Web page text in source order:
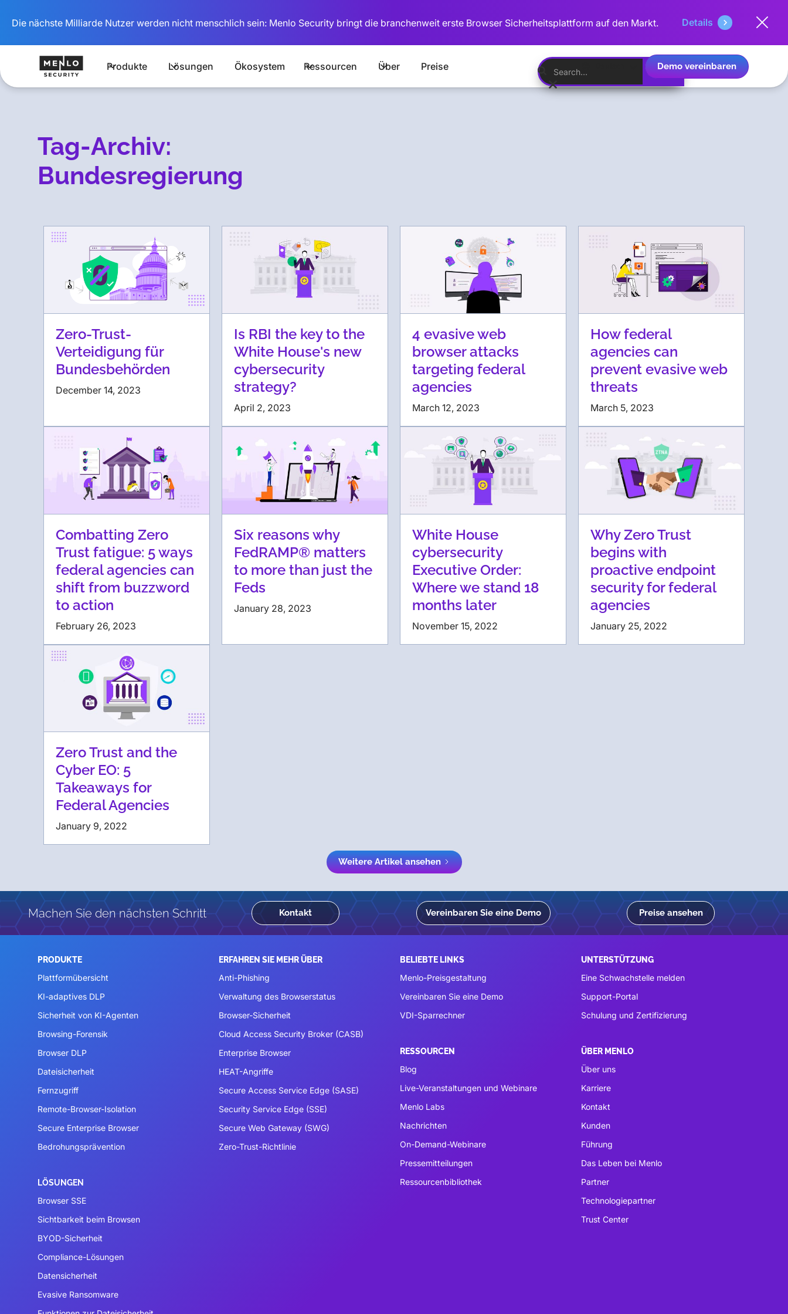
Die nächste Milliarde Nutzer werden nicht menschlich sein: Menlo Security bringt die branchenweit erste Browser Sicherheitsplattform auf den Markt. Details
Produkte Lösungen Ökosystem Ressourcen Über Preise Demo vereinbaren
Tag-Archiv:
Bundesregierung
Zero-Trust-
Verteidigung für
Bundesbehörden
December 14, 2023
Is RBI the key to the
White House's new
cybersecurity
strategy?
April 2, 2023
4 evasive web
browser attacks
targeting federal
agencies
March 12, 2023
How federal
agencies can
prevent evasive web
threats
March 5, 2023
Combatting Zero
Trust fatigue: 5 ways
federal agencies can
shift from buzzword
to action
February 26, 2023
Six reasons why
FedRAMP® matters
to more than just the
Feds
January 28, 2023
White House
cybersecurity
Executive Order:
Where we stand 18
months later
November 15, 2022
Why Zero Trust
begins with
proactive endpoint
security for federal
agencies
January 25, 2022
Zero Trust and the
Cyber EO: 5
Takeaways for
Federal Agencies
January 9, 2022
Weitere Artikel ansehen
Machen Sie den nächsten Schritt Kontakt Vereinbaren Sie eine Demo Preise ansehen
PRODUKTE
Plattformübersicht
KI-adaptives DLP
Sicherheit von KI-Agenten
Browsing-Forensik
Browser DLP
Dateisicherheit
Fernzugriff
Remote-Browser-Isolation
Secure Enterprise Browser
Bedrohungsprävention
LÖSUNGEN
Browser SSE
Sichtbarkeit beim Browsen
BYOD-Sicherheit
Compliance-Lösungen
Datensicherheit
Evasive Ransomware
ERFAHREN SIE MEHR ÜBER
Anti-Phishing
Verwaltung des Browserstatus
Browser-Sicherheit
Cloud Access Security Broker (CASB)
Enterprise Browser
HEAT-Angriffe
Secure Access Service Edge (SASE)
Security Service Edge (SSE)
Secure Web Gateway (SWG)
Zero-Trust-Richtlinie
BELIEBTE LINKS
Menlo-Preisgestaltung
Vereinbaren Sie eine Demo
VDI-Sparrechner
RESSOURCEN
Blog
Live-Veranstaltungen und Webinare
Menlo Labs
Nachrichten
On-Demand-Webinare
Pressemitteilungen
Ressourcenbibliothek
UNTERSTÜTZUNG
Eine Schwachstelle melden
Support-Portal
Schulung und Zertifizierung
ÜBER MENLO
Über uns
Karriere
Kontakt
Kunden
Führung
Das Leben bei Menlo
Partner
Technologiepartner
Trust Center